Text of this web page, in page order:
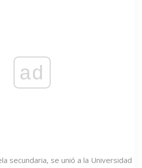
ad
secundaria, se unió a la Universidad